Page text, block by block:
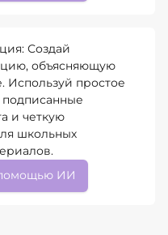
Создай
объясняющую
Используй простое
подписанные
и четкую
школьных
ИИ